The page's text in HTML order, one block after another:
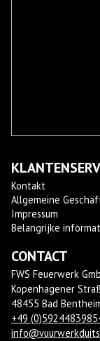
Kontakt
Allgemeine
Impressum
Belangrijke
CONTACT
FWS Feuerwerk
Kopenhagener
48455 Bad
+49